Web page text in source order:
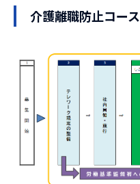
介護離職防止コース